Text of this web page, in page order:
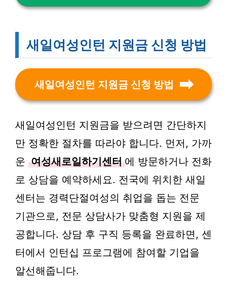
새일여성인턴 지원금 신청 방법
새일여성인턴 지원금 신청 방법
새일여성인턴 지원금을 받으려면 간단하지
만 정확한 절차를 따라야 합니다. 먼저, 가까
운 여성새로일하기센터 에 방문하거나 전화
로 상담을 예약하세요. 전국에 위치한 새일
센터는 경력단절여성의 취업을 돕는 전문
기관으로, 전문 상담사가 맞춤형 지원을 제
공합니다. 상담 후 구직 등록을 완료하면, 센
터에서 인턴십 프로그램에 참여할 기업을
알선해줍니다.